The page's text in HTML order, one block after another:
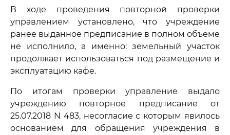
В ходе проведения повторной проверки
управлением установлено, что учреждение
ранее выданное предписание в полном объеме
не исполнило, а именно: земельный участок
продолжает использоваться под размещение и
эксплуатацию кафе.
По итогам проверки управление выдало
учреждению повторное предписание от
25.07.2018 N 483, несогласие с которым явилось
основанием для обращения учреждения в